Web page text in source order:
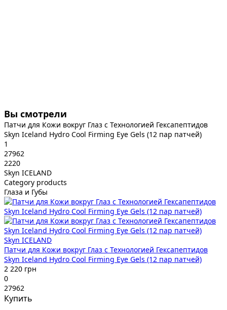
Вы смотрели
Патчи для Кожи вокруг Глаз с Технологией Гексапептидов
Skyn Iceland Hydro Cool Firming Eye Gels (12 пар патчей)
1
27962
2220
Skyn ICELAND
Category products
Глаза и Губы
Skyn ICELAND
Патчи для Кожи вокруг Глаз с Технологией Гексапептидов
Skyn Iceland Hydro Cool Firming Eye Gels (12 пар патчей)
2 220 грн
0
27962
Купить